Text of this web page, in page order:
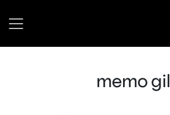
memo gil